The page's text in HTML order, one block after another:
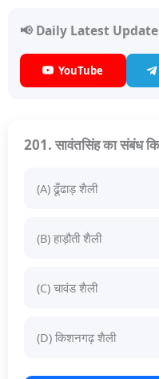
📢 Daily Latest
YouTube
201. सावंतसिंह का संबंध
(A) ढूँढाड़ शैली
(B) हाड़ौती शैली
(C) चावंड शैली
(D) किशनगढ़ शैली